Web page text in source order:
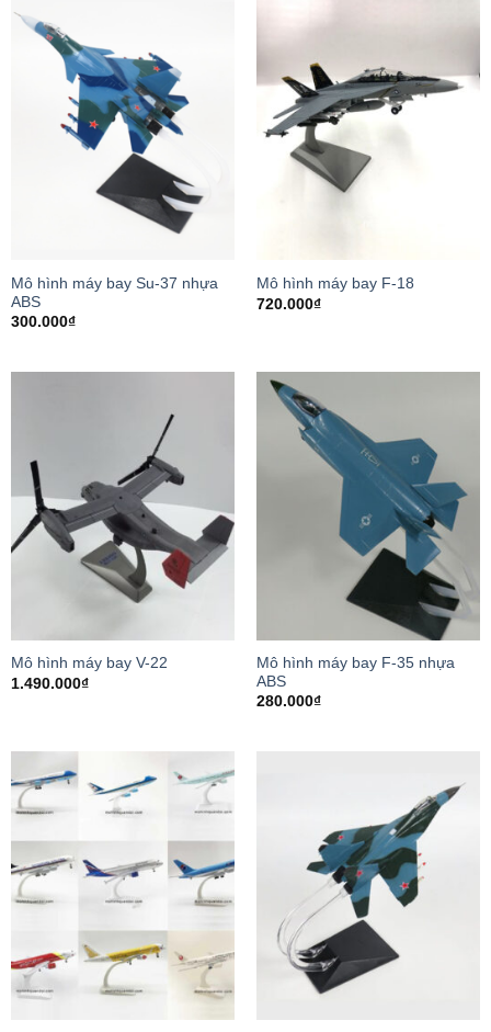
Mô hình máy bay Su-37 nhựa
ABS
300.000₫
Mô hình máy bay F-18
720.000₫
Mô hình máy bay V-22
1.490.000₫
Mô hình máy bay F-35 nhựa
ABS
280.000₫